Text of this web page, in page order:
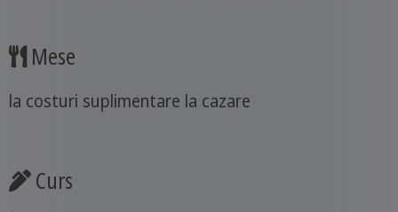
Mese
la costuri suplimentare la cazare
Curs